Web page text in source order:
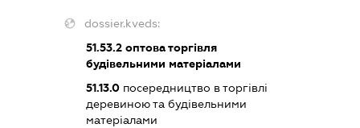
dossier.kveds:
51.53.2 оптова торгівля
будівельними матеріалами
51.13.0 посередництво в торгівлі
деревиною та будівельними
матеріалами